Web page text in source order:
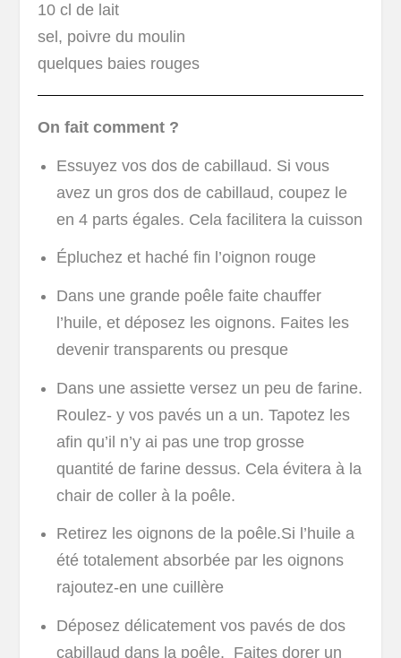
10 cl de lait
sel, poivre du moulin
quelques baies rouges
On fait comment ?
Essuyez vos dos de cabillaud. Si vous
avez un gros dos de cabillaud, coupez le
en 4 parts égales. Cela facilitera la cuisson
Épluchez et haché fin l’oignon rouge
Dans une grande poêle faite chauffer
l’huile, et déposez les oignons. Faites les
devenir transparents ou presque
Dans une assiette versez un peu de farine.
Roulez- y vos pavés un a un. Tapotez les
afin qu’il n’y ai pas une trop grosse
quantité de farine dessus. Cela évitera à la
chair de coller à la poêle.
Retirez les oignons de la poêle.Si l’huile a
été totalement absorbée par les oignons
rajoutez-en une cuillère
Déposez délicatement vos pavés de dos
cabillaud dans la poêle. Faites dorer un